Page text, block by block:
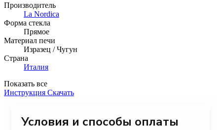
Производитель
La Nordica
Форма стекла
Прямое
Материал печи
Изразец / Чугун
Страна
Италия
Показать все
Инструкция Скачать
Условия и способы оплаты